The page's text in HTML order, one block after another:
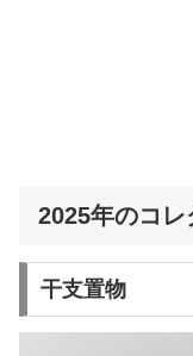
2025年のコ
干支置物